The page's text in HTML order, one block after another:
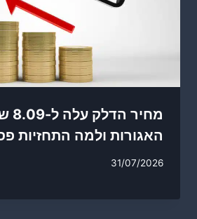
האגורות ולמה התחזיות
31/07/2026